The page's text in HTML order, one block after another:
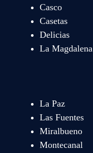
Casco
Casetas
Delicias
La Magdalena
La Paz
Las Fuentes
Miralbueno
Montecanal